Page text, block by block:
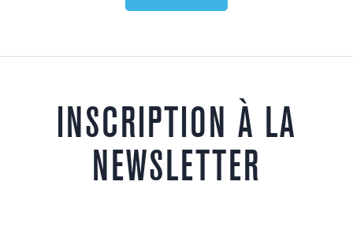
INSCRIPTION À LA
NEWSLETTER